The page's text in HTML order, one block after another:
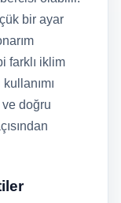
bir ayar
farklı iklim
doğru